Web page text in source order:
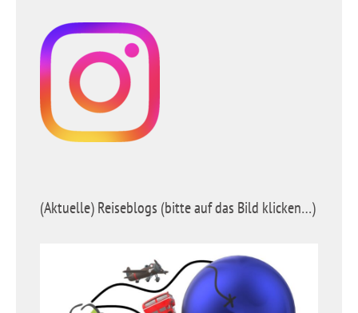
(Aktuelle) Reiseblogs (bitte auf das Bild klicken…)